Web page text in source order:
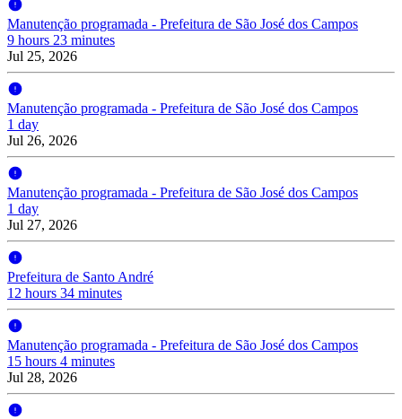
Manutenção programada - Prefeitura de São José dos Campos
9 hours 23 minutes
Jul 25, 2026
Manutenção programada - Prefeitura de São José dos Campos
1 day
Jul 26, 2026
Manutenção programada - Prefeitura de São José dos Campos
1 day
Jul 27, 2026
Prefeitura de Santo André
12 hours 34 minutes
Manutenção programada - Prefeitura de São José dos Campos
15 hours 4 minutes
Jul 28, 2026